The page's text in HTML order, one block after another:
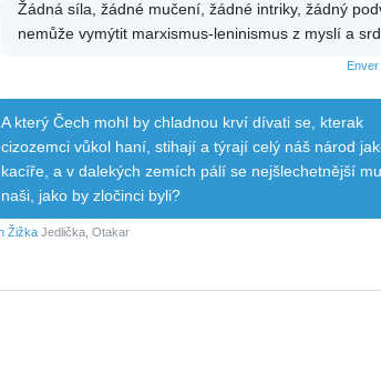
Žádná síla, žádné mučení, žádné intriky, žádný
nemůže vymýtit marxismus-leninismus z myslí a
A který Čech mohl by chladnou krví dívati se, kterak
cizozemci vůkol haní, stihají a týrají celý náš národ
kacíře, a v dalekých zemích pálí se nejšlechetnější
naši, jako by zločinci byli?
ŽižkaJedlička, Otakar